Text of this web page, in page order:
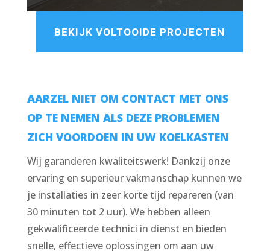
BEKIJK VOLTOOIDE PROJECTEN
AARZEL NIET OM CONTACT MET ONS
OP TE NEMEN ALS DEZE PROBLEMEN
ZICH VOORDOEN IN UW KOELKASTEN
Wij garanderen kwaliteitswerk! Dankzij onze
ervaring en superieur vakmanschap kunnen we
je installaties in zeer korte tijd repareren (van
30 minuten tot 2 uur). We hebben alleen
gekwalificeerde technici in dienst en bieden
snelle, effectieve oplossingen om aan uw